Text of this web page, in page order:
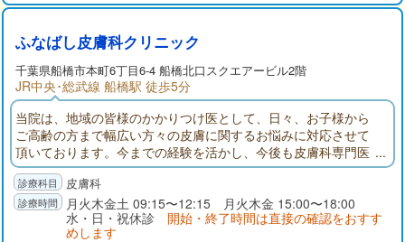
ふなばし皮膚科クリニック
千葉県船橋市本町6丁目6-4 船橋北口スクエアービル2階
JR中央･総武線 船橋駅 徒歩5分
当院は、地域の皆様のかかりつけ医として、日々、お子様から
ご高齢の方まで幅広い方々の皮膚に関するお悩みに対応させて
頂いております。今までの経験を活かし、今後も皮膚科専門医
として、皆様の皮膚全般に関するお悩みを少しでも解消できる
ように、お手伝いさせて頂きます。院長をはじめ、スタッフ全
員が女性ですので、安心してご相談ください。
皮膚科
月火木金土 09:15〜12:15 月火木金 15:00〜18:00
水・日・祝休診 開始・終了時間は直接の確認をおすす
めします